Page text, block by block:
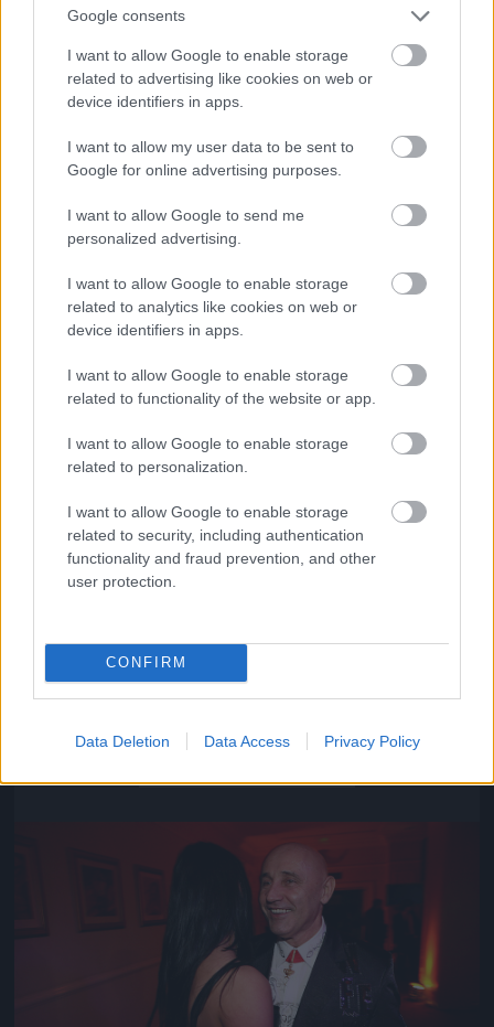
Google consents
I want to allow Google to enable storage
related to advertising like cookies on web or
device identifiers in apps.
I want to allow my user data to be sent to
Google for online advertising purposes.
I want to allow Google to send me
personalized advertising.
I want to allow Google to enable storage
related to analytics like cookies on web or
device identifiers in apps.
I want to allow Google to enable storage
related to functionality of the website or app.
I want to allow Google to enable storage
related to personalization.
I want to allow Google to enable storage
related to security, including authentication
functionality and fraud prevention, and other
user protection.
CONFIRM
Data Deletion Data Access Privacy Policy
Fotó: Szécsi István / Velvet
Jön még kép!
Fotó: Szécsi István / Velvet
Jön még kép!